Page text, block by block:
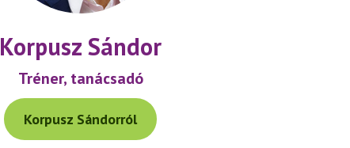
Korpusz Sándor
Tréner, tanácsadó
Korpusz Sándorról